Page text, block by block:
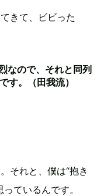
きて、ビビった
なので、それと同列
す。（田我流）
それと、僕は“抱き
ているんです。